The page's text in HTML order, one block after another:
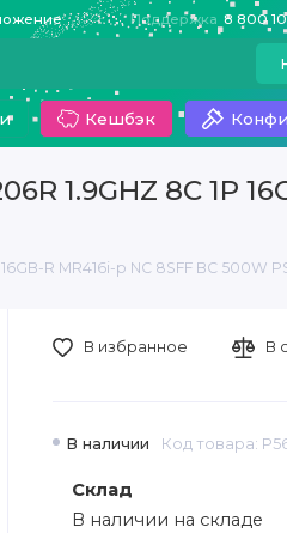
Поддержка 8 800
Кешбэк
1.9GHZ 8C 1P
R MR416i-p NC 8SFF BC 500W
В наличии Код товара:
Склад
В наличии на складе
В избранное В